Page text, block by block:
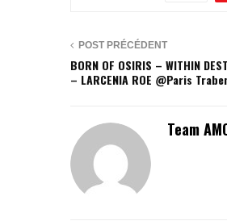
POST PRÉCÉDENT
BORN OF OSIRIS – WITHIN
– LARCENIA ROE @Paris
Team